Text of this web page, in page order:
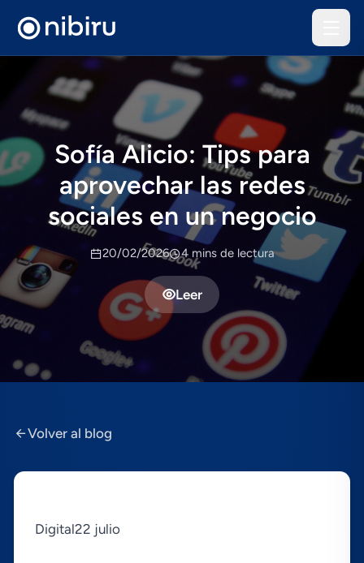
Sofí­a Alicio: Tips para
aprovechar las redes
sociales en un negocio
20/02/2026 4 mins de lectura
Leer
Volver al blog
Digital22 julio